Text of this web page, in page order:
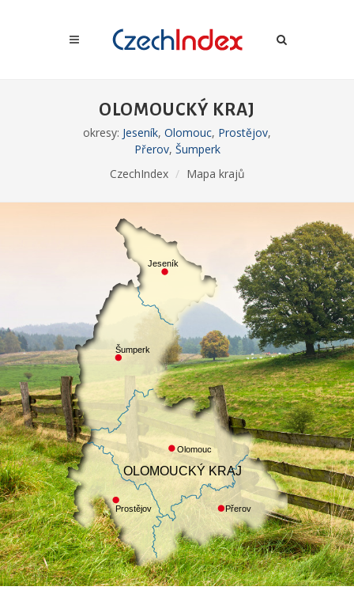
OLOMOUCKÝ KRAJ
okresy: Jeseník, Olomouc, Prostějov,
Přerov, Šumperk
CzechIndex
Mapa krajů
OLOMOUCKÝ KRAJ
Jeseník
Šumperk
Olomouc
Prostějov Přerov